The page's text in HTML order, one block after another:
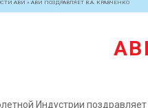
АВИ » АВИ ПОЗДРАВЛЯЕТ В.А. КРАВЧЕНКО
Индустрии